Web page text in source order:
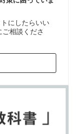
にしたらいい
相談くださ